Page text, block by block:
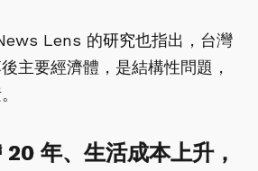
Lens 的研究也指出，台灣
主要經濟體，是結構性問題，
年、生活成本上升，